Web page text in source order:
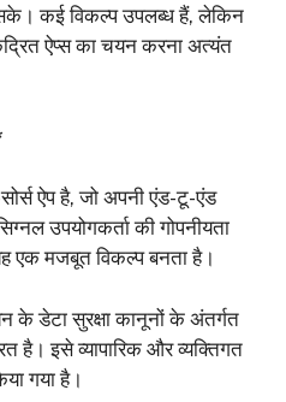
कई विकल्प उपलब्ध हैं, लेकिन
ऐप्स का चयन करना अत्यंत
ऐप है, जो अपनी एंड-टू-एंड
उपयोगकर्ता की गोपनीयता
एक मजबूत विकल्प बनता है।
के डेटा सुरक्षा कानूनों के अंतर्गत
है। इसे व्यापारिक और व्यक्तिगत
गया है।